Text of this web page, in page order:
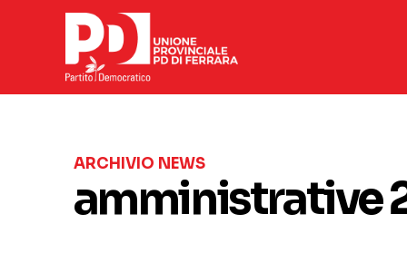
ARCHIVIO NEWS
amministrative